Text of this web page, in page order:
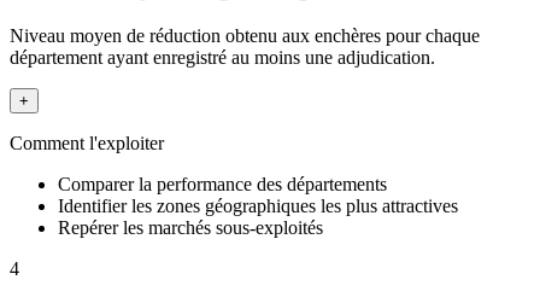
Niveau moyen de réduction obtenu aux enchères pour chaque
département ayant enregistré au moins une adjudication.
+
Comment l'exploiter
Comparer la performance des départements
Identifier les zones géographiques les plus attractives
Repérer les marchés sous-exploités
4